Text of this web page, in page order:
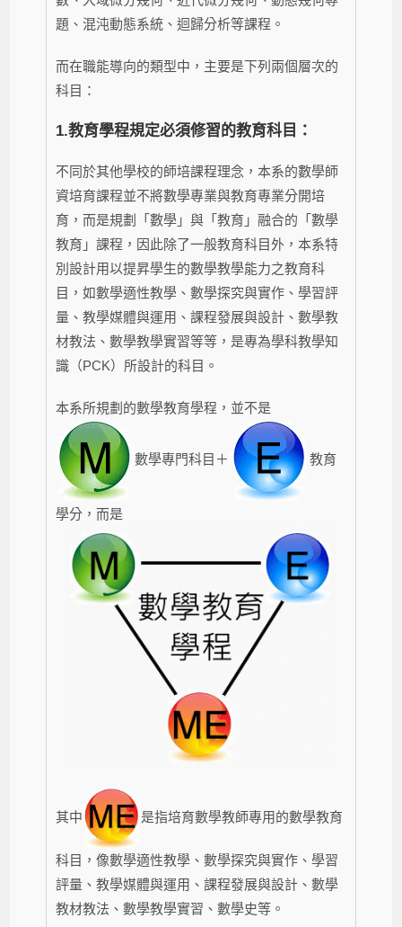
題、混沌動態系統、迴歸分析等課程。
而在職能導向的類型中，主要是下列兩個層次的
科目：
1.教育學程規定必須修習的教育科目：
不同於其他學校的師培課程理念，本系的數學師
資培育課程並不將數學專業與教育專業分開培
育，而是規劃「數學」與「教育」融合的「數學
教育」課程，因此除了一般教育科目外，本系特
別設計用以提昇學生的數學教學能力之教育科
目，如數學適性教學、數學探究與實作、學習評
量、教學媒體與運用、課程發展與設計、數學教
材教法、數學教學實習等等，是專為學科教學知
識（PCK）所設計的科目。
本系所規劃的數學教育學程，並不是
數學專門科目＋ 教育
學分，而是
其中 是指培育數學教師專用的數學教育
科目，像數學適性教學、數學探究與實作、學習
評量、教學媒體與運用、課程發展與設計、數學
教材教法、數學教學實習、數學史等。